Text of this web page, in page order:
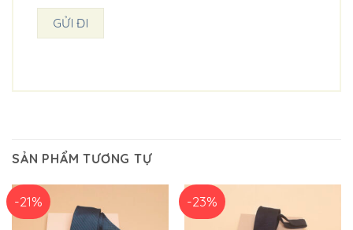
SẢN PHẨM TƯƠNG TỰ
-21% -23%